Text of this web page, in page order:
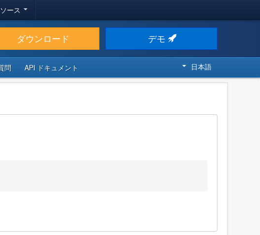
ース
ダウンロード デモ
問 API ドキュメント 日本語